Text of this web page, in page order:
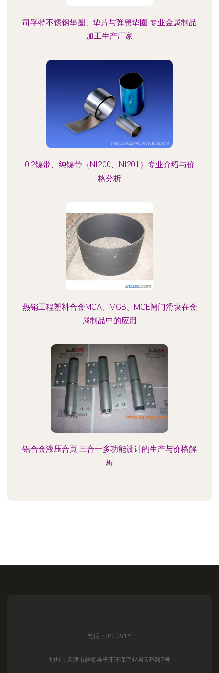
司孚特不锈钢垫圈、垫片与弹簧垫圈 专业金属制品
加工生产厂家
0.2镍带、纯镍带（NI200、NI201）专业介绍与价
格分析
热销工程塑料合金MGA、MGB、MGE闸门滑块在金
属制品中的应用
铝合金液压合页 三合一多功能设计的生产与价格解
析
电话：022-291**
地址：天津市静海县子牙环保产业园天环路7号